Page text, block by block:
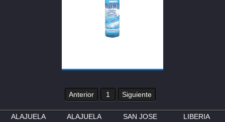
Anterior 1 Siguiente
ALAJUELA ALAJUELA SAN JOSE LIBERIA